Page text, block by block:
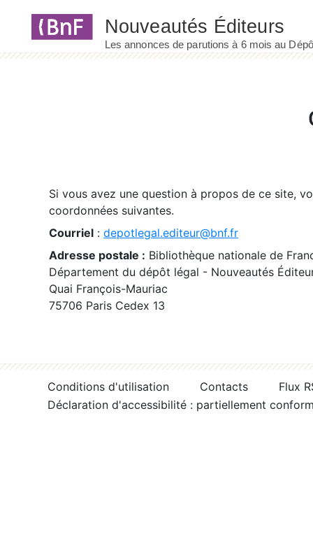
Si vous avez une question à propos de ce site,
coordonnées suivantes.
Courriel : depotlegal.editeur@bnf.fr
Adresse postale : Bibliothèque nationale de
Département du dépôt légal - Nouveautés
Quai François-Mauriac
75706 Paris Cedex 13
Conditions d'utilisation Contacts
Flux
Déclaration d'accessibilité : partiellement